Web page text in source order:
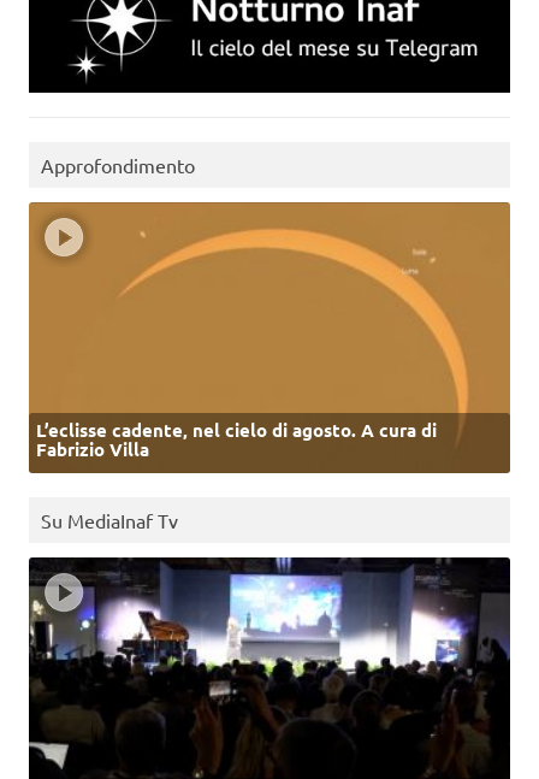
Approfondimento
L’eclisse cadente, nel cielo di agosto. A cura di
Fabrizio Villa
Su MediaInaf Tv